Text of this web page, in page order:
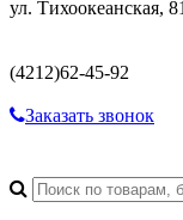
ул. Тихоокеанская,
(4212)62-45-92
Заказать звонок